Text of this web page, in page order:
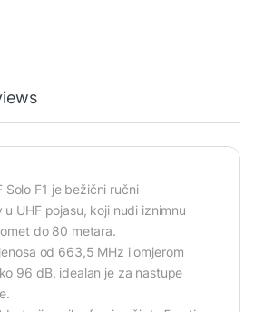
Solo F1 je bežični ručni
UHF pojasu, koji nudi iznimnu
do 80 metara.
od 663,5 MHz i omjerom
96 dB, idealan je za nastupe